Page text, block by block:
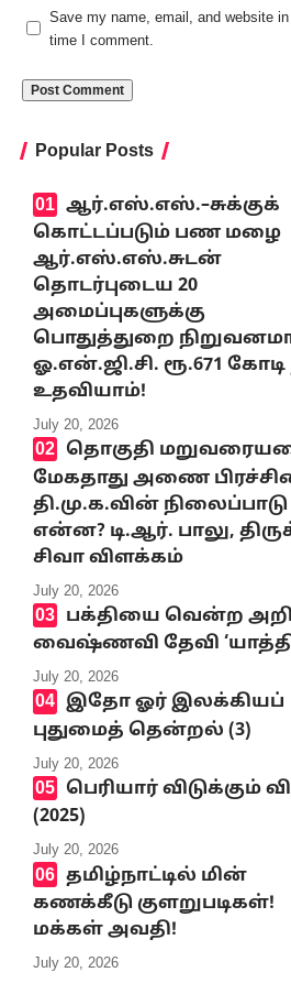
Save my name, email, and website
time I comment.
Popular Posts
ஆர்.எஸ்.எஸ்.–சுக்குக்
கொட்டப்படும் பண மழை
ஆர்.எஸ்.எஸ்.சுடன்
தொடர்புடைய 20
அமைப்புகளுக்கு
பொதுத்துறை
ஓ.என்.ஜி.சி. ரூ.671 கோடி
உதவியாம்!
July 20, 2026
தொகுதி
மேகதாது அணை
தி.மு.க.வின் நிலைப்பாடு
என்ன? டி.ஆர். பாலு,
சிவா விளக்கம்
July 20, 2026
பக்தியை வென்ற
வைஷ்ணவி தேவி
July 20, 2026
இதோ ஓர் இலக்கியப்
புதுமைத் தென்றல் (3)
July 20, 2026
பெரியார் விடுக்கும்
(2025)
July 20, 2026
தமிழ்நாட்டில் மின்
கணக்கீடு குளறுபடிகள்!
மக்கள் அவதி!
July 20, 2026